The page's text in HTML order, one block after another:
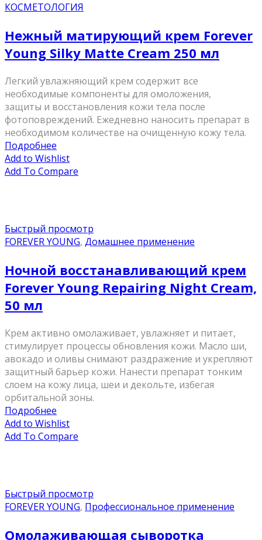
КОСМЕТОЛОГИЯ
Нежный матирующий крем Forever
Young Silky Matte Cream 250 мл
Легкий увлажняющий крем содержит все
необходимые компоненты для омоложения,
защиты и восстановления кожи тела после
фотоповреждений. Ежедневно наносить препарат в
необходимом количестве на очищенную кожу тела.
Подробнее
Add to Wishlist
Add To Compare
Быстрый просмотр
FOREVER YOUNG, Домашнее применение
Ночной восстанавливающий крем
Forever Young Repairing Night Cream,
50 мл
Крем активно омолаживает, увлажняет и питает,
стимулирует процессы обновления кожи. Масло ши,
авокадо и оливы снимают раздражение и укрепляют
защитный барьер кожи. Нанести препарат тонким
слоем на кожу лица, шеи и декольте, избегая
орбитальной зоны.
Подробнее
Add to Wishlist
Add To Compare
Быстрый просмотр
FOREVER YOUNG, Профессиональное применение
Омолаживающая сыворотка